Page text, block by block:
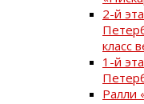
2-й
класс
1-й
Ралли